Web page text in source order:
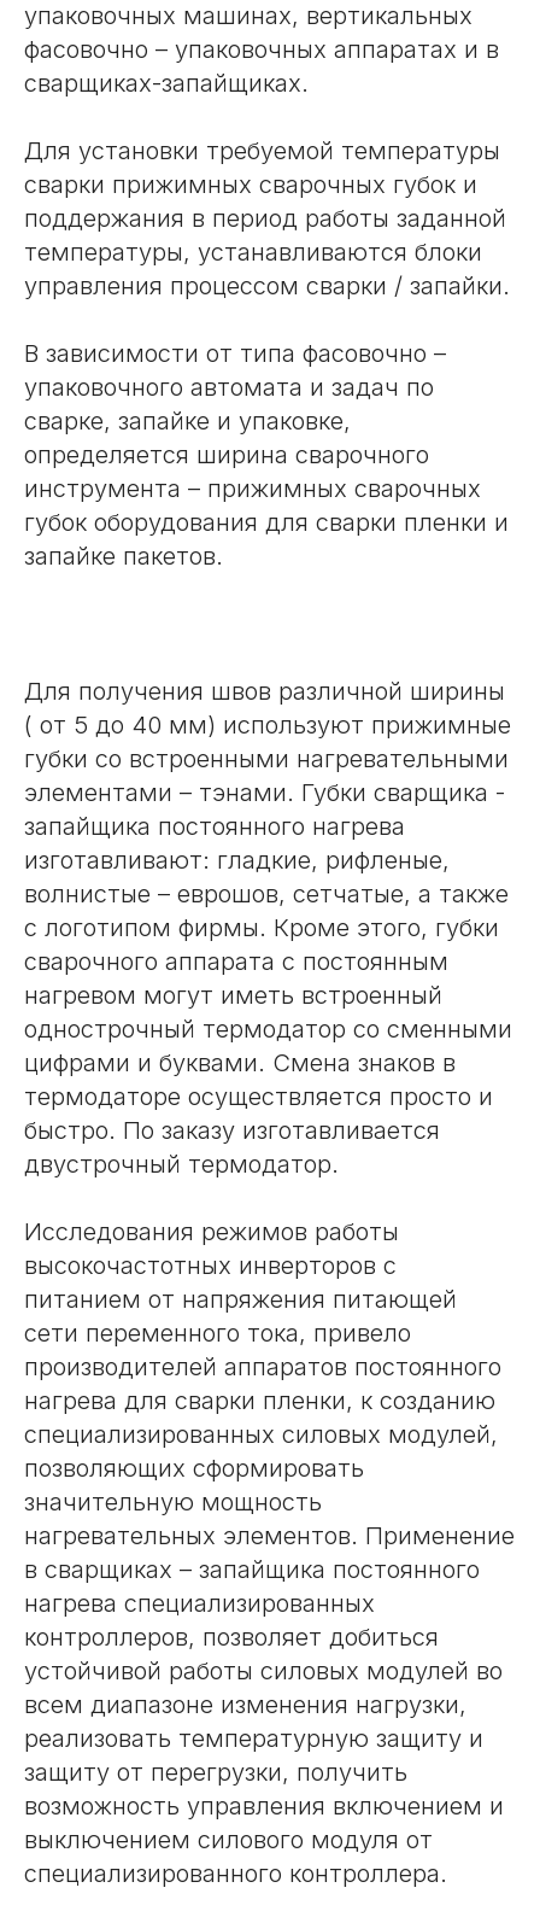
упаковочных машинах, вертикальных
фасовочно – упаковочных аппаратах и в
сварщиках-запайщиках.
Для установки требуемой температуры
сварки прижимных сварочных губок и
поддержания в период работы заданной
температуры, устанавливаются блоки
управления процессом сварки / запайки.
В зависимости от типа фасовочно –
упаковочного автомата и задач по
сварке, запайке и упаковке,
определяется ширина сварочного
инструмента – прижимных сварочных
губок оборудования для сварки пленки и
запайке пакетов.
Для получения швов различной ширины
( от 5 до 40 мм) используют прижимные
губки со встроенными нагревательными
элементами – тэнами. Губки сварщика -
запайщика постоянного нагрева
изготавливают: гладкие, рифленые,
волнистые – еврошов, сетчатые, а также
с логотипом фирмы. Кроме этого, губки
сварочного аппарата с постоянным
нагревом могут иметь встроенный
однострочный термодатор со сменными
цифрами и буквами. Смена знаков в
термодаторе осуществляется просто и
быстро. По заказу изготавливается
двустрочный термодатор.
Исследования режимов работы
высокочастотных инверторов с
питанием от напряжения питающей
сети переменного тока, привело
производителей аппаратов постоянного
нагрева для сварки пленки, к созданию
специализированных силовых модулей,
позволяющих сформировать
значительную мощность
нагревательных элементов. Применение
в сварщиках – запайщика постоянного
нагрева специализированных
контроллеров, позволяет добиться
устойчивой работы силовых модулей во
всем диапазоне изменения нагрузки,
реализовать температурную защиту и
защиту от перегрузки, получить
возможность управления включением и
выключением силового модуля от
специализированного контроллера.